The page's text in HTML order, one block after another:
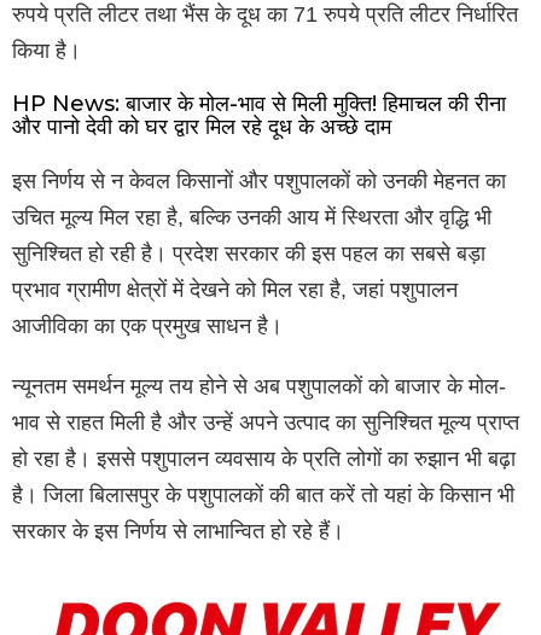
रुपये प्रति लीटर तथा भैंस के दूध का 71 रुपये प्रति लीटर निर्धारित
किया है।
HP News: बाजार के मोल-भाव से मिली मुक्ति! हिमाचल की रीना
और पानो देवी को घर द्वार मिल रहे दूध के अच्छे दाम
इस निर्णय से न केवल किसानों और पशुपालकों को उनकी मेहनत का
उचित मूल्य मिल रहा है, बल्कि उनकी आय में स्थिरता और वृद्धि भी
सुनिश्चित हो रही है। प्रदेश सरकार की इस पहल का सबसे बड़ा
प्रभाव ग्रामीण क्षेत्रों में देखने को मिल रहा है, जहां पशुपालन
आजीविका का एक प्रमुख साधन है।
न्यूनतम समर्थन मूल्य तय होने से अब पशुपालकों को बाजार के मोल-
भाव से राहत मिली है और उन्हें अपने उत्पाद का सुनिश्चित मूल्य प्राप्त
हो रहा है। इससे पशुपालन व्यवसाय के प्रति लोगों का रुझान भी बढ़ा
है। जिला बिलासपुर के पशुपालकों की बात करें तो यहां के किसान भी
सरकार के इस निर्णय से लाभान्वित हो रहे हैं।